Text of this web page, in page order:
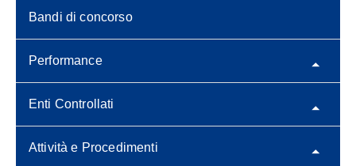
Bandi di concorso
Performance
Enti Controllati
Attività e Procedimenti